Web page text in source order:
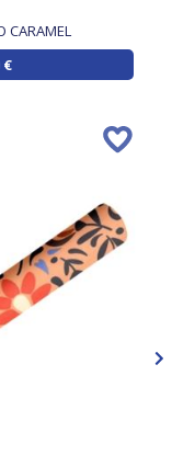
CARAMEL
€